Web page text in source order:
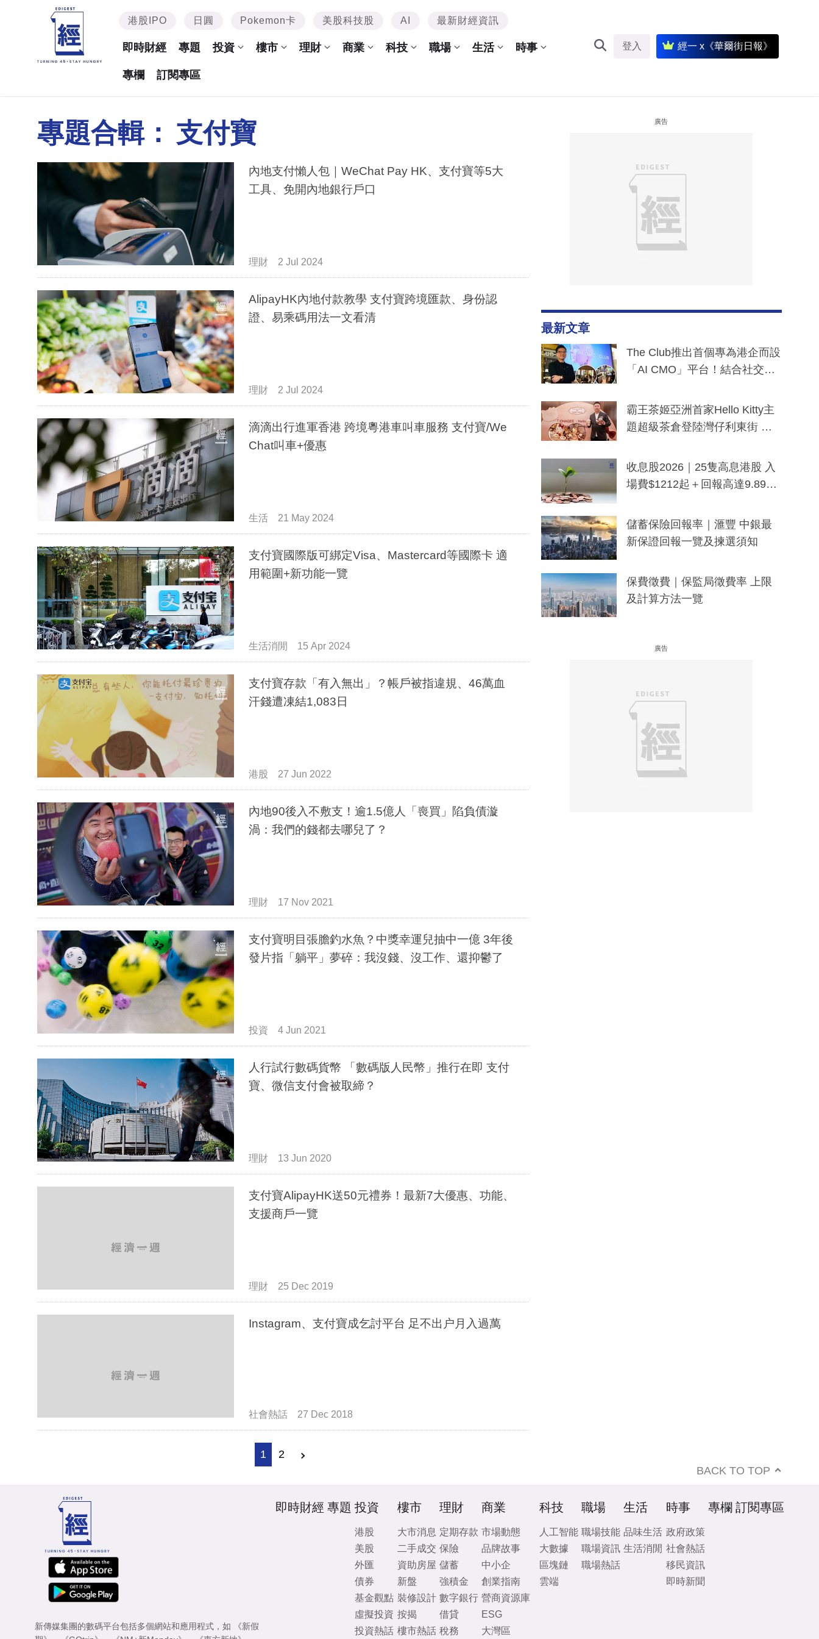
港股IPO 日圓 Pokemon卡 美股科技股 AI 最新財經資訊
即時財經 專題 投資 樓市 理財 商業 科技 職場 生活 時事
專欄 訂閱專區
登入 經一 x《華爾街日報》
專題合輯： 支付寶
內地支付懶人包｜WeChat Pay HK、支付寶等5大
工具、免開內地銀行戶口
理財 2 Jul 2024
AlipayHK內地付款教學 支付寶跨境匯款、身份認
證、易乘碼用法一文看清
理財 2 Jul 2024
滴滴出行進軍香港 跨境粵港車叫車服務 支付寶/We
Chat叫車+優惠
生活 21 May 2024
支付寶國際版可綁定Visa、Mastercard等國際卡 適
用範圍+新功能一覽
生活消閒 15 Apr 2024
支付寶存款「有入無出」？帳戶被指違規、46萬血
汗錢遭凍結1,083日
港股 27 Jun 2022
內地90後入不敷支！逾1.5億人「喪買」陷負債漩
渦：我們的錢都去哪兒了？
理財 17 Nov 2021
支付寶明目張膽釣水魚？中獎幸運兒抽中一億 3年後
發片指「躺平」夢碎：我沒錢、沒工作、還抑鬱了
投資 4 Jun 2021
人行試行數碼貨幣 「數碼版人民幣」推行在即 支付
寶、微信支付會被取締？
理財 13 Jun 2020
支付寶AlipayHK送50元禮券！最新7大優惠、功能、
支援商戶一覽
理財 25 Dec 2019
Instagram、支付寶成乞討平台 足不出户月入過萬
社會熱話 27 Dec 2018
1 2
廣告
最新文章
The Club推出首個專為港企而設
「AI CMO」平台！結合社交聆
分鐘生成「貼地」宣傳短片
霸王茶姬亞洲首家Hello Kitty主
題超級茶倉登陸灣仔利東街 推
y及香港限定特調系列
收息股2026｜25隻高息港股 入
場費$1212起＋回報高達9.89
儲蓄保險回報率｜滙豐 中銀最
新保證回報一覽及揀選須知
保費徵費｜保監局徵費率 上限
及計算方法一覽
廣告
BACK TO TOP
新傳媒集團的數碼平台包括多個網站和應用程式，如
《新假
即時財經 專題 投資
港股
美股
外匯
債券
基金觀點
虛擬投資
投資熱話
樓市
大市消息
二手成交
資助房屋
新盤
裝修設計
按揭
樓市熱話
理財
定期存款
保險
儲蓄
強積金
數字銀行
借貸
稅務
商業
市場動態
品牌故事
中小企
創業指南
營商資源庫
ESG
大灣區
科技
人工智能
大數據
區塊鏈
雲端
職場
職場技能
職場資訊
職場熱話
生活
品味生活
生活消閒
時事
政府政策
社會熱話
移民資訊
即時新聞
專欄 訂閱專區